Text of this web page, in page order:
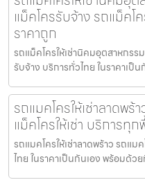
แม็คโครรับจ้าง รถแม็คโ
ราคาถูก
รถแม็คโครให้เช่านิคมอุตสาหกรร
รับจ้าง บริการทั่วไทย ในราคาเ
รถแมคโครให้เช่าลาดพร้
แม็คโครให้เช่า บริการทุ
รถแมคโครให้เช่าลาดพร้าว รถแม
ไทย ในราคาเป็นกันเอง พร้อมด้